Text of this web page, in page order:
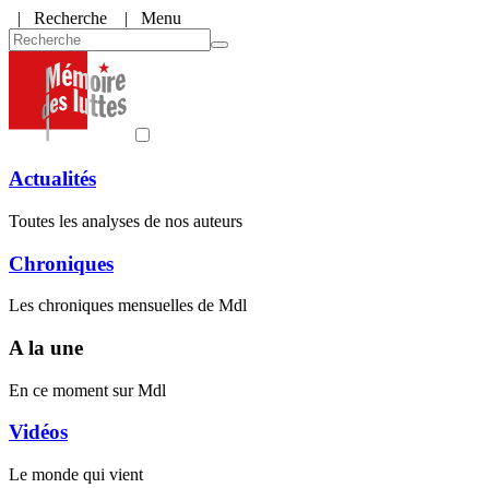
| Recherche | Menu
Actualités
Toutes les analyses de nos auteurs
Chroniques
Les chroniques mensuelles de Mdl
A la une
En ce moment sur Mdl
Vidéos
Le monde qui vient